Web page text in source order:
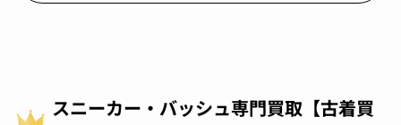
スニーカー・バッシュ専門買取【古着買